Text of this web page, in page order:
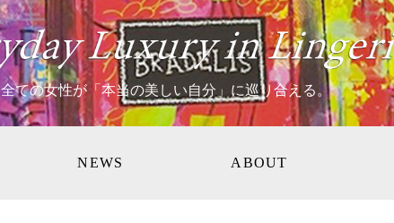
全ての女性が「本当の美しい自分」に巡り合える。
NEWS ABOUT